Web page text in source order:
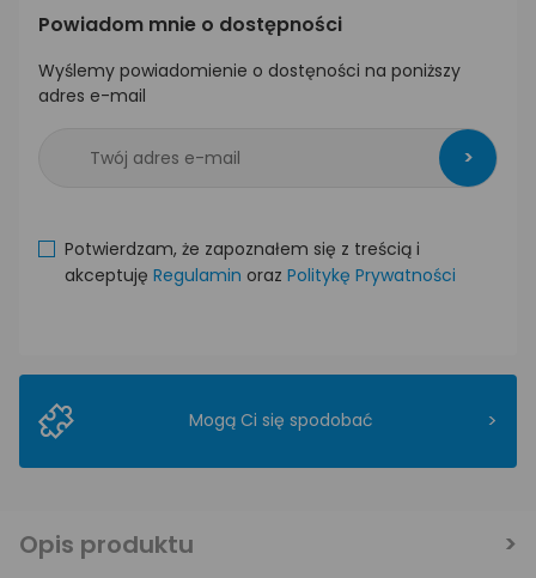
Powiadom mnie o dostępności
Wyślemy powiadomienie o dostęności na poniższy
adres e-mail
>
Potwierdzam, że zapoznałem się z treścią i
akceptuję Regulamin oraz Politykę Prywatności
Mogą Ci się spodobać >
Opis produktu